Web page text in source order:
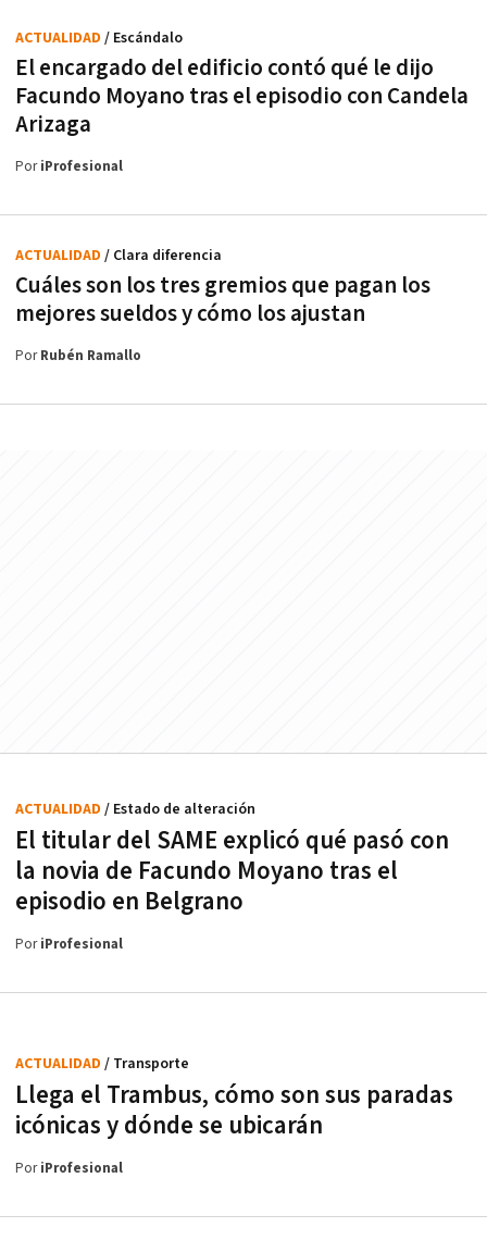
El encargado del edificio contó qué le dijo
Facundo Moyano tras el episodio con Candela
Arizaga
ACTUALIDAD / Escándalo
PoriProfesional
Cuáles son los tres gremios que pagan los
mejores sueldos y cómo los ajustan
ACTUALIDAD / Clara diferencia
PorRubén Ramallo
El titular del SAME explicó qué pasó con
la novia de Facundo Moyano tras el
episodio en Belgrano
ACTUALIDAD / Estado de alteración
PoriProfesional
Llega el Trambus, cómo son sus paradas
icónicas y dónde se ubicarán
ACTUALIDAD / Transporte
PoriProfesional